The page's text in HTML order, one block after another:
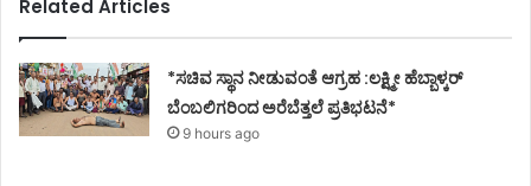
Related Articles
*ಸಚಿವ ಸ್ಥಾನ ನೀಡುವಂತೆ ಆಗ್ರಹ :ಲಕ್ಷ್ಮೀ ಹೆಬ್ಬಾಳ್ಕರ್
ಬೆಂಬಲಿಗರಿಂದ ಅರೆಬೆತ್ತಲೆ ಪ್ರತಿಭಟನೆ*
9 hours ago